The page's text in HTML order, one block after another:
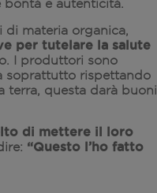
bontà e autenticità.
di materia organica,
per tutelare la salute
I produttori sono
soprattutto rispettando
terra, questa darà buoni
di mettere il loro
“Questo l’ho fatto